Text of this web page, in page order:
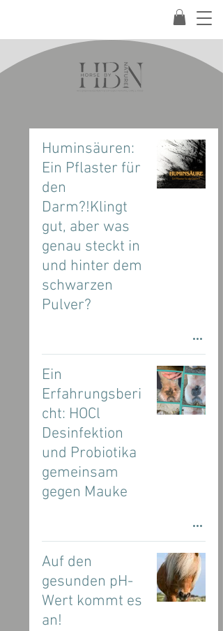
Huminsäuren:
Ein Pflaster für
den
Darm?!Klingt
gut, aber was
genau steckt in
und hinter dem
schwarzen
Pulver?
Ein
Erfahrungsberi
cht: HOCl
Desinfektion
und Probiotika
gemeinsam
gegen Mauke
Auf den
gesunden pH-
Wert kommt es
an!